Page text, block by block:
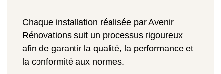
Chaque installation réalisée par Avenir
Rénovations suit un processus rigoureux
afin de garantir la qualité, la performance et
la conformité aux normes.